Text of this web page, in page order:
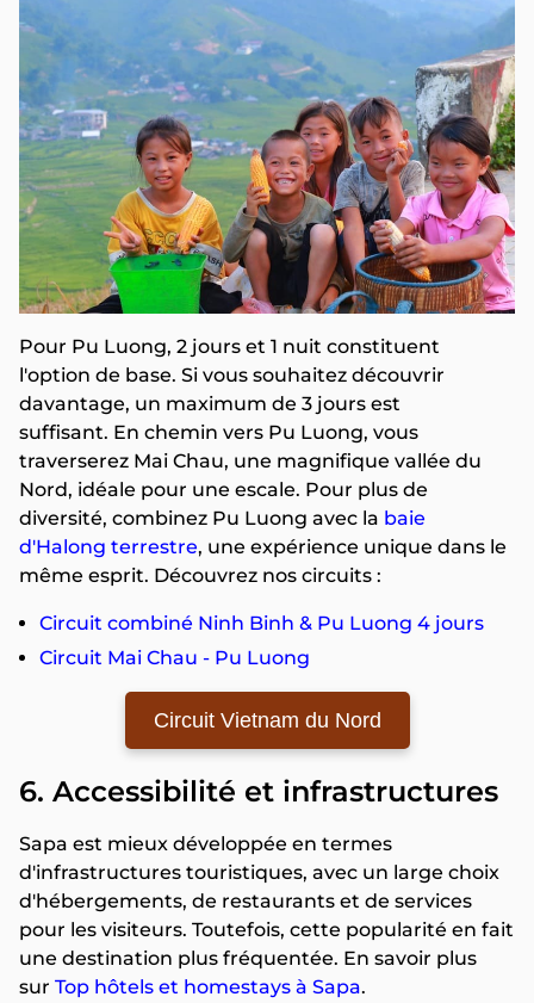
Pour Pu Luong, 2 jours et 1 nuit constituent
l'option de base. Si vous souhaitez découvrir
davantage, un maximum de 3 jours est
suffisant. En chemin vers Pu Luong, vous
traverserez Mai Chau, une magnifique vallée du
Nord, idéale pour une escale. Pour plus de
diversité, combinez Pu Luong avec la baie
d'Halong terrestre, une expérience unique dans le
même esprit. Découvrez nos circuits :
Circuit combiné Ninh Binh & Pu Luong 4 jours
Circuit Mai Chau - Pu Luong
Circuit Vietnam du Nord
6. Accessibilité et infrastructures
Sapa est mieux développée en termes
d'infrastructures touristiques, avec un large choix
d'hébergements, de restaurants et de services
pour les visiteurs. Toutefois, cette popularité en fait
une destination plus fréquentée. En savoir plus
sur Top hôtels et homestays à Sapa.